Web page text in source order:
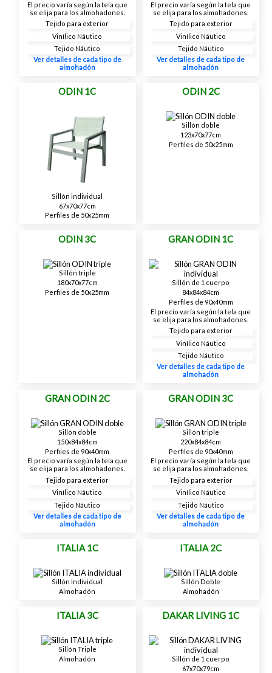
El precio varía según la tela que
se elija para los almohadones.
Tejido para exterior
Vinílico Náutico
Tejido Náutico
Ver detalles de cada tipo de
almohadón
El precio varía según la tela que
se elija para los almohadones.
Tejido para exterior
Vinílico Náutico
Tejido Náutico
Ver detalles de cada tipo de
almohadón
ODIN 1C
Sillón individual
67x70x77cm
Perfiles de 50x25mm
ODIN 2C
Sillón doble
123x70x77cm
Perfiles de 50x25mm
ODIN 3C
Sillón triple
180x70x77cm
Perfiles de 50x25mm
GRAN ODIN 1C
Sillón de 1 cuerpo
84x84x84cm
Perfiles de 90x40mm
El precio varía según la tela que
se elija para los almohadones.
Tejido para exterior
Vinílico Náutico
Tejido Náutico
Ver detalles de cada tipo de
almohadón
GRAN ODIN 2C
Sillón doble
150x84x84cm
Perfiles de 90x40mm
El precio varía según la tela que
se elija para los almohadones.
Tejido para exterior
Vinílico Náutico
Tejido Náutico
Ver detalles de cada tipo de
almohadón
GRAN ODIN 3C
Sillón triple
220x84x84cm
Perfiles de 90x40mm
El precio varía según la tela que
se elija para los almohadones.
Tejido para exterior
Vinílico Náutico
Tejido Náutico
Ver detalles de cada tipo de
almohadón
ITALIA 1C
Sillón Individual
Almohadón
ITALIA 2C
Sillón Doble
Almohadón
ITALIA 3C
Sillón Triple
Almohadón
DAKAR LIVING 1C
Sillón de 1 cuerpo
67x70x79cm